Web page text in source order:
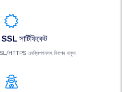
SSL সার্টিফিকেট
HTTPS এনক্রিপশনসহ নিরাপদ থাকুন